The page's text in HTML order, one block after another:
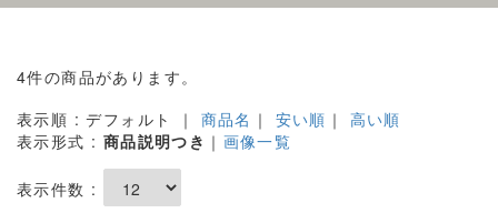
4件の商品があります。
表示順 : デフォルト ｜ 商品名 ｜ 安い順 ｜ 高い順
表示形式 : 商品説明つき ｜ 画像一覧
表示件数 :